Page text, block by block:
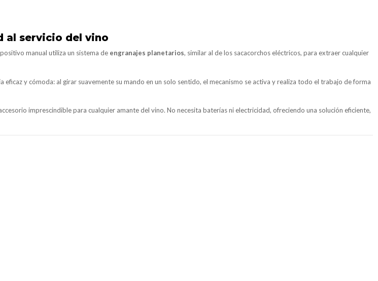
al servicio del vino
manual utiliza un sistema de engranajes planetarios, similar al de los sacacorchos eléctricos, para extraer cualquier
eficaz y cómoda: al girar suavemente su mando en un solo sentido, el mecanismo se activa y realiza todo el trabajo de forma
imprescindible para cualquier amante del vino. No necesita baterías ni electricidad, ofreciendo una solución eficiente,